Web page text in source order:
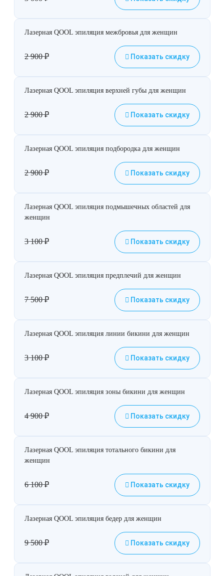
Лазерная QOOL эпиляция межбровья для женщин
2 900₽ Показать скидку
Лазерная QOOL эпиляция верхней губы для женщин
2 900₽ Показать скидку
Лазерная QOOL эпиляция подбородка для женщин
2 900₽ Показать скидку
Лазерная QOOL эпиляция подмышечных областей для
женщин
3 100₽ Показать скидку
Лазерная QOOL эпиляция предплечий для женщин
7 500₽ Показать скидку
Лазерная QOOL эпиляция линии бикини для женщин
3 100₽ Показать скидку
Лазерная QOOL эпиляция зоны бикини для женщин
4 900₽ Показать скидку
Лазерная QOOL эпиляция тотального бикини для
женщин
6 100₽ Показать скидку
Лазерная QOOL эпиляция бедер для женщин
9 500₽ Показать скидку